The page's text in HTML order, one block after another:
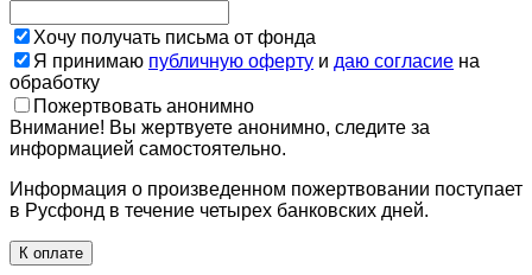
Хочу получать письма от фонда
Я принимаю публичную оферту и даю согласие на
обработку
Пожертвовать анонимно
Внимание! Вы жертвуете анонимно, следите за
информацией самостоятельно.
Информация о произведенном пожертвовании поступает
в Русфонд в течение четырех банковских дней.
К оплате